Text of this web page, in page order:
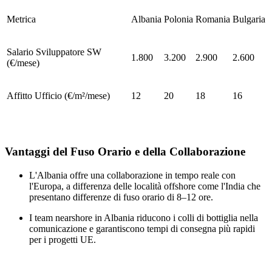
Metrica Albania Polonia Romania Bulgaria
Salario Sviluppatore SW
(€/mese)
1.800 3.200 2.900 2.600
Affitto Ufficio (€/m²/mese) 12 20 18 16
Vantaggi del Fuso Orario e della Collaborazione
L'Albania offre una collaborazione in tempo reale con
l'Europa, a differenza delle località offshore come l'India che
presentano differenze di fuso orario di 8–12 ore.
I team nearshore in Albania riducono i colli di bottiglia nella
comunicazione e garantiscono tempi di consegna più rapidi
per i progetti UE.